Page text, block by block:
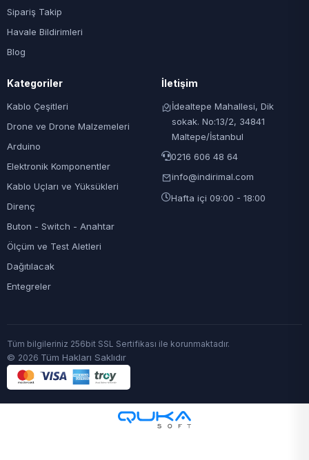
Sipariş Takip
Havale Bildirimleri
Blog
Kategoriler
Kablo Çeşitleri
Drone ve Drone Malzemeleri
Arduino
Elektronik Komponentler
Kablo Uçları ve Yüksükleri
Direnç
Buton - Switch - Anahtar
Ölçüm ve Test Aletleri
Dağıtılacak
Entegreler
İletişim
İdealtepe Mahallesi, Dik
sokak. No:13/2, 34841
Maltepe/İstanbul
0216 606 48 64
info@indirimal.com
Hafta içi 09:00 - 18:00
Tüm bilgileriniz 256bit SSL Sertifikası ile korunmaktadır.
© 2026 Tüm Hakları Saklıdır